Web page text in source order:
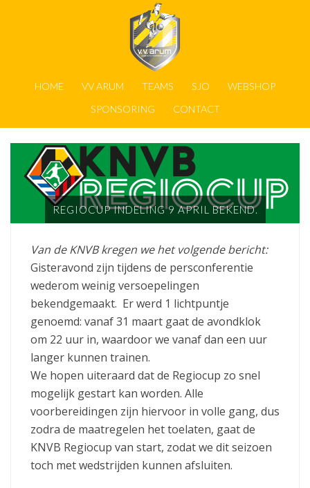
HOME VV ARUM TEAMS SJO
WEBSHOP
SPONSORING
CONTACT
REGIOCUP INDELING 9 APRIL BEKEND.
Van de KNVB kregen we het volgende bericht:
Gisteravond zijn tijdens de persconferentie
wederom weinig versoepelingen
bekendgemaakt. Er werd 1 lichtpuntje
genoemd: vanaf 31 maart gaat de avondklok
om 22 uur in, waardoor we vanaf dan een uur
langer kunnen trainen.
We hopen uiteraard dat de Regiocup zo snel
mogelijk gestart kan worden. Alle
voorbereidingen zijn hiervoor in volle gang, dus
zodra de maatregelen het toelaten, gaat de
KNVB Regiocup van start, zodat we dit seizoen
toch met wedstrijden kunnen afsluiten.